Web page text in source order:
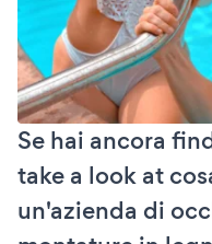
Se hai ancora
take a look at
un'azienda di